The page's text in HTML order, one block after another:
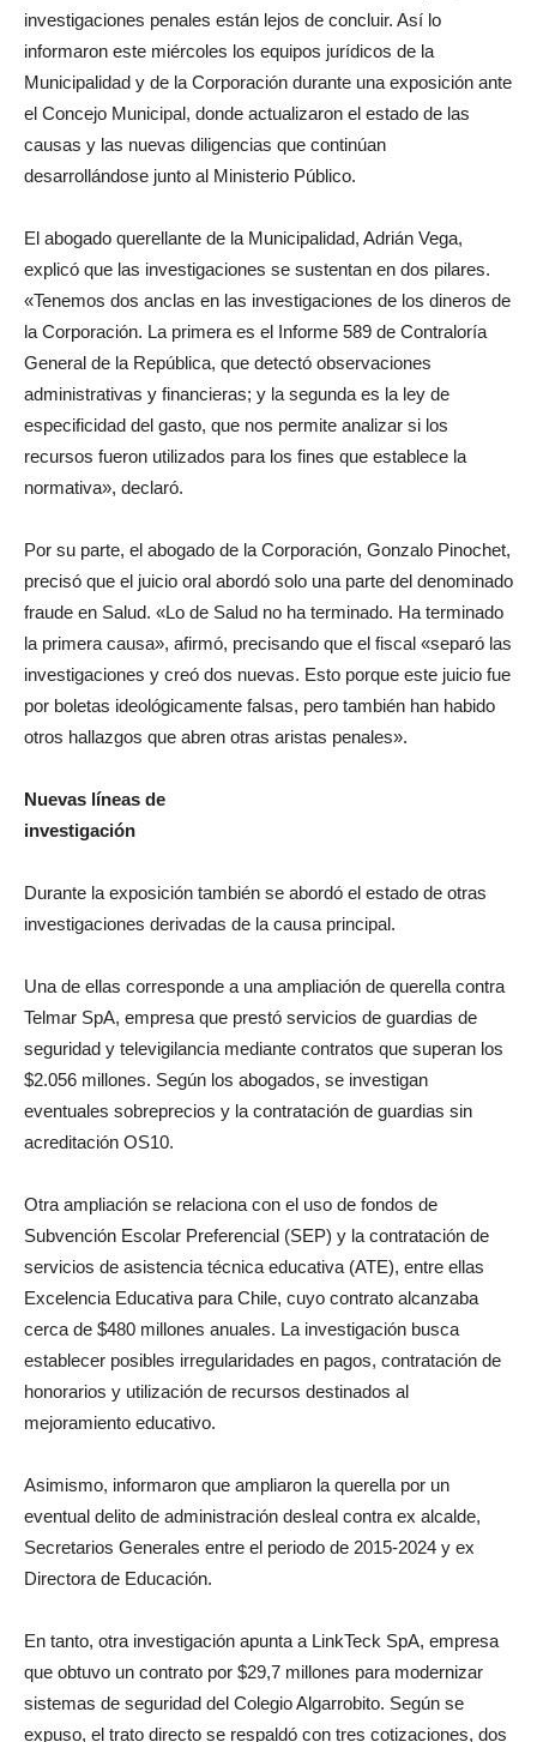
investigaciones penales están lejos de concluir. Así lo
informaron este miércoles los equipos jurídicos de la
Municipalidad y de la Corporación durante una exposición ante
el Concejo Municipal, donde actualizaron el estado de las
causas y las nuevas diligencias que continúan
desarrollándose junto al Ministerio Público.
El abogado querellante de la Municipalidad, Adrián Vega,
explicó que las investigaciones se sustentan en dos pilares.
«Tenemos dos anclas en las investigaciones de los dineros de
la Corporación. La primera es el Informe 589 de Contraloría
General de la República, que detectó observaciones
administrativas y financieras; y la segunda es la ley de
especificidad del gasto, que nos permite analizar si los
recursos fueron utilizados para los fines que establece la
normativa», declaró.
Por su parte, el abogado de la Corporación, Gonzalo Pinochet,
precisó que el juicio oral abordó solo una parte del denominado
fraude en Salud. «Lo de Salud no ha terminado. Ha terminado
la primera causa», afirmó, precisando que el fiscal «separó las
investigaciones y creó dos nuevas. Esto porque este juicio fue
por boletas ideológicamente falsas, pero también han habido
otros hallazgos que abren otras aristas penales».
Nuevas líneas de
investigación
Durante la exposición también se abordó el estado de otras
investigaciones derivadas de la causa principal.
Una de ellas corresponde a una ampliación de querella contra
Telmar SpA, empresa que prestó servicios de guardias de
seguridad y televigilancia mediante contratos que superan los
$2.056 millones. Según los abogados, se investigan
eventuales sobreprecios y la contratación de guardias sin
acreditación OS10.
Otra ampliación se relaciona con el uso de fondos de
Subvención Escolar Preferencial (SEP) y la contratación de
servicios de asistencia técnica educativa (ATE), entre ellas
Excelencia Educativa para Chile, cuyo contrato alcanzaba
cerca de $480 millones anuales. La investigación busca
establecer posibles irregularidades en pagos, contratación de
honorarios y utilización de recursos destinados al
mejoramiento educativo.
Asimismo, informaron que ampliaron la querella por un
eventual delito de administración desleal contra ex alcalde,
Secretarios Generales entre el periodo de 2015-2024 y ex
Directora de Educación.
En tanto, otra investigación apunta a LinkTeck SpA, empresa
que obtuvo un contrato por $29,7 millones para modernizar
sistemas de seguridad del Colegio Algarrobito. Según se
expuso, el trato directo se respaldó con tres cotizaciones, dos